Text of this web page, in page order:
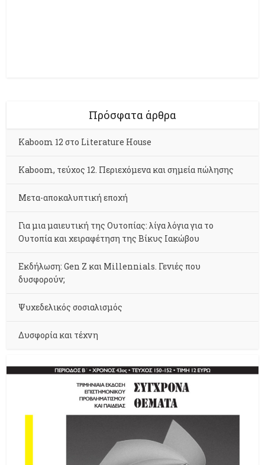
Πρόσφατα άρθρα
Kaboom 12 στο Literature House
Kaboom, τεύχος 12. Περιεχόμενα και σημεία πώλησης
Μετα-αποκαλυπτική εποχή
Για μια μαιευτική της Ουτοπίας: λίγα λόγια για το
Ουτοπία και χειραφέτηση της Βίκυς Ιακώβου
Εκδήλωση: Gen Z και Millennials. Γενιές που
δυσφορούν;
Ψυχεδελικός σοσιαλισμός
Δυσφορία και τέχνη